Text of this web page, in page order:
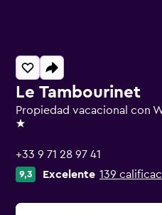
Le Tambourinet
Propiedad vacacional con
1 estrella
+33 9 71 28 97 41
9,3 Excelente 139